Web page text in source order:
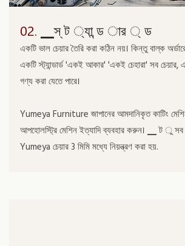
02. ▁স্ ট ্যা ন্ড ার ্ ড
একটি ভাল চেয়ার তৈরি করা কঠিন নয়। কিন্তু বাল্ক
একটি স্ট্যান্ডার্ড 'একই আকার' 'একই চেহারা' সব চেয়ার,
গণ্য করা যেতে পারে।
Yumeya Furniture জাপানের আমদানিকৃত কাটিং
আপহোলস্ট্রি মেশিন ইত্যাদি ব্যবহার করুন। ▁ ট ু সব
Yumeya চেয়ার 3 মিমি মধ্যে নিয়ন্ত্রণ করা হয়.